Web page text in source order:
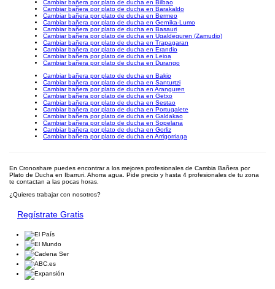
Cambiar bañera por plato de ducha en Bilbao
Cambiar bañera por plato de ducha en Barakaldo
Cambiar bañera por plato de ducha en Bermeo
Cambiar bañera por plato de ducha en Gernika-Lumo
Cambiar bañera por plato de ducha en Basauri
Cambiar bañera por plato de ducha en Ugaldeguren (Zamudio)
Cambiar bañera por plato de ducha en Trapagaran
Cambiar bañera por plato de ducha en Erandio
Cambiar bañera por plato de ducha en Leioa
Cambiar bañera por plato de ducha en Durango
Cambiar bañera por plato de ducha en Bakio
Cambiar bañera por plato de ducha en Santurtzi
Cambiar bañera por plato de ducha en Aranguren
Cambiar bañera por plato de ducha en Getxo
Cambiar bañera por plato de ducha en Sestao
Cambiar bañera por plato de ducha en Portugalete
Cambiar bañera por plato de ducha en Galdakao
Cambiar bañera por plato de ducha en Sopelana
Cambiar bañera por plato de ducha en Gorliz
Cambiar bañera por plato de ducha en Arrigorriaga
En Cronoshare puedes encontrar a los mejores profesionales de Cambia Bañera por
Plato de Ducha en Ibarruri. Ahorra agua. Pide precio y hasta 4 profesionales de tu zona
te contactan a las pocas horas.
¿Quieres trabajar con nosotros?
Regístrate Gratis